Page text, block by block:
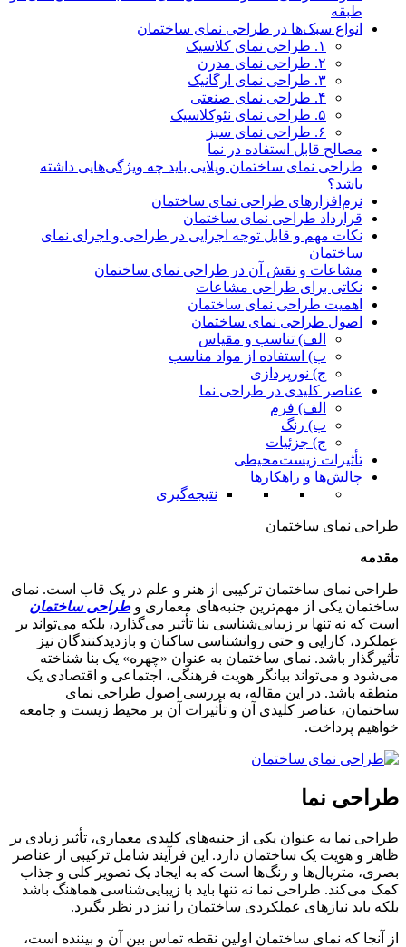
طبقه
انواع سبک‌ها در طراحی نمای ساختمان
۱. طراحی نمای کلاسیک
۲. طراحی نمای مدرن
۳. طراحی نمای ارگانیک
۴. طراحی نمای صنعتی
۵. طراحی نمای نئوکلاسیک
۶. طراحی نمای سبز
مصالح قابل استفاده در نما
طراحی نمای ساختمان ویلایی باید چه ویژگی‌هایی داشته
باشد؟
نرم‌افزارهای طراحی نمای ساختمان
قرارداد طراحی نمای ساختمان
نکات مهم و قابل توجه اجرایی در طراحی و اجرای نمای
ساختمان
مشاعات و نقش آن در طراحی نمای ساختمان
نکاتی برای طراحی مشاعات
اهمیت طراحی نمای ساختمان
اصول طراحی نمای ساختمان
الف) تناسب و مقیاس
ب) استفاده از مواد مناسب
ج) نورپردازی
عناصر کلیدی در طراحی نما
الف) فرم
ب) رنگ
ج) جزئیات
تأثیرات زیست‌محیطی
چالش‌ها و راهکارها
نتیجه‌گیری
طراحی نمای ساختمان
مقدمه
طراحی نمای ساختمان ترکیبی از هنر و علم در یک قاب است. نمای
ساختمان یکی از مهم‌ترین جنبه‌های معماری وطراحی ساختمان
است که نه تنها بر زیبایی‌شناسی بنا تأثیر می‌گذارد، بلکه می‌تواند بر
عملکرد، کارایی و حتی روانشناسی ساکنان و بازدیدکنندگان نیز
تأثیرگذار باشد. نمای ساختمان به عنوان «چهره» یک بنا شناخته
می‌شود و می‌تواند بیانگر هویت فرهنگی، اجتماعی و اقتصادی یک
منطقه باشد. در این مقاله، به بررسی اصول طراحی نمای
ساختمان، عناصر کلیدی آن و تأثیرات آن بر محیط زیست و جامعه
خواهیم پرداخت.
طراحی نما
طراحی نما به عنوان یکی از جنبه‌های کلیدی معماری، تأثیر زیادی بر
ظاهر و هویت یک ساختمان دارد. این فرآیند شامل ترکیبی از عناصر
بصری، متریال‌ها و رنگ‌ها است که به ایجاد یک تصویر کلی و جذاب
کمک می‌کند. طراحی نما نه تنها باید با زیبایی‌شناسی هماهنگ باشد
بلکه باید نیازهای عملکردی ساختمان را نیز در نظر بگیرد.
از آنجا که نمای ساختمان اولین نقطه تماس بین آن و بیننده است،